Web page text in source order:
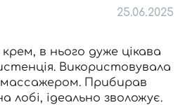
25.06.2025
в нього дуже цікава
Використовувала
Прибирав
лобі, ідеально зволожує.